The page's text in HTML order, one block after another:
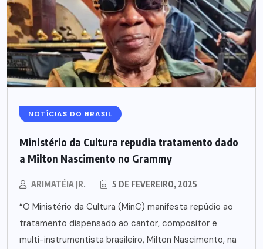
NOTÍCIAS DO BRASIL
Ministério da Cultura repudia tratamento dado
a Milton Nascimento no Grammy
ARIMATÉIA JR. 5 DE FEVEREIRO, 2025
“O Ministério da Cultura (MinC) manifesta repúdio ao
tratamento dispensado ao cantor, compositor e
multi-instrumentista brasileiro, Milton Nascimento, na